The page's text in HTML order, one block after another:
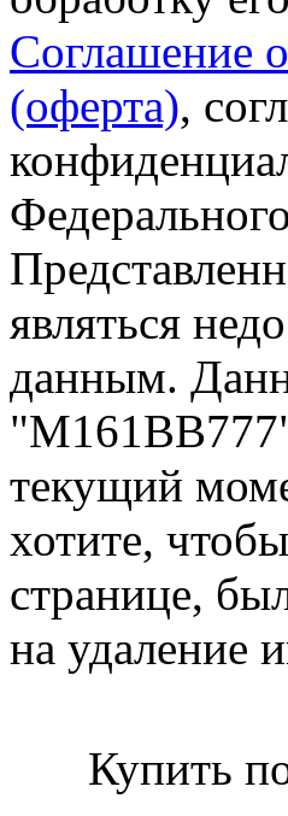
Соглашение
(оферта),
являться
данным.
"М161ВВ777"
текущий
хотите,
странице,
на удаление
Купить